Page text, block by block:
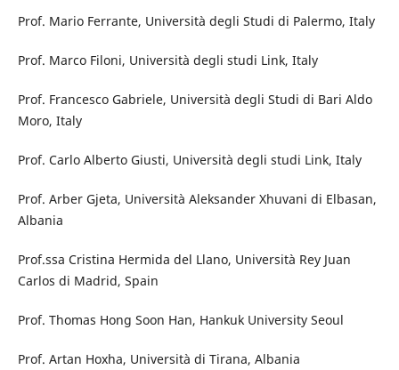
Prof. Mario Ferrante, Università degli Studi di Palermo, Italy
Prof. Marco Filoni, Università degli studi Link, Italy
Prof. Francesco Gabriele, Università degli Studi di Bari Aldo
Moro, Italy
Prof. Carlo Alberto Giusti, Università degli studi Link, Italy
Prof. Arber Gjeta, Università Aleksander Xhuvani di Elbasan,
Albania
Prof.ssa Cristina Hermida del Llano, Università Rey Juan
Carlos di Madrid, Spain
Prof. Thomas Hong Soon Han, Hankuk University Seoul
Prof. Artan Hoxha, Università di Tirana, Albania